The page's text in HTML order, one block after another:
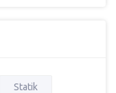
Statik